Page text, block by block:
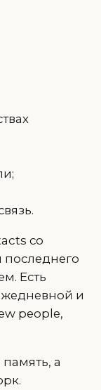
со
последнего
Есть
и
people,
а